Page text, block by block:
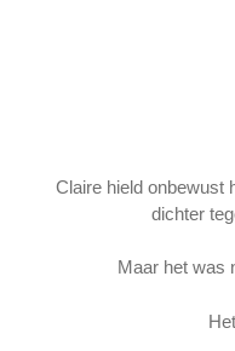
Claire hield onbewust
dichter
Maar het was